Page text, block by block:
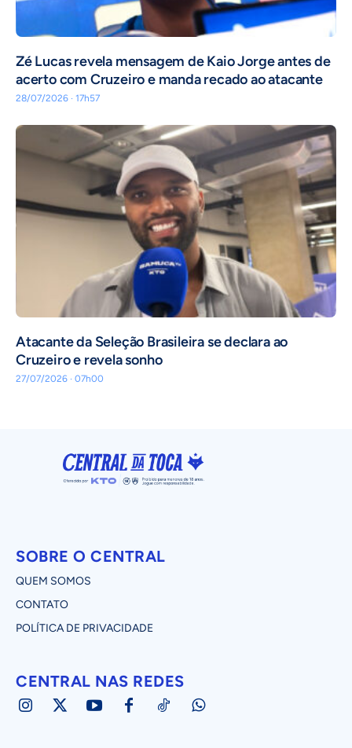
Zé Lucas revela mensagem de Kaio Jorge antes de
acerto com Cruzeiro e manda recado ao atacante
28/07/2026 · 17h57
Atacante da Seleção Brasileira se declara ao
Cruzeiro e revela sonho
27/07/2026 · 07h00
SOBRE O CENTRAL
QUEM SOMOS
CONTATO
POLÍTICA DE PRIVACIDADE
CENTRAL NAS REDES